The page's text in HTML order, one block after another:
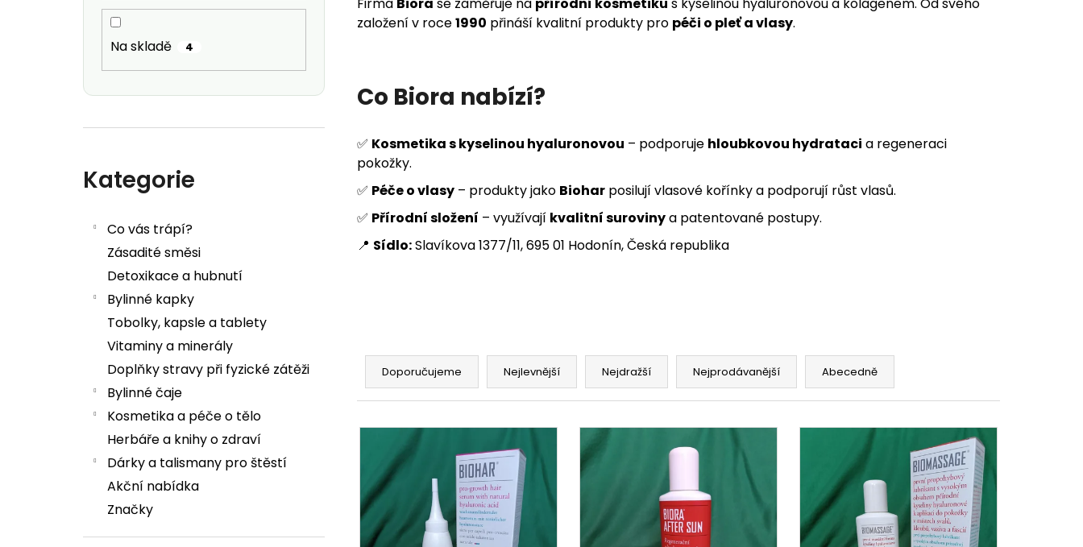
Na skladě 4
Kategorie
Co vás trápí?
Zásadité směsi
Detoxikace a hubnutí
Bylinné kapky
Tobolky, kapsle a tablety
Vitaminy a minerály
Doplňky stravy při fyzické zátěži
Bylinné čaje
Kosmetika a péče o tělo
Herbáře a knihy o zdraví
Dárky a talismany pro štěstí
Akční nabídka
Značky
založení v roce1990 přináší kvalitní produkty pro péči o pleť a vlasy.
Co Biora nabízí?
✅ Kosmetika s kyselinou hyaluronovou – podporuje hloubkovou hydrataci a regeneraci
pokožky.
✅ Péče o vlasy – produkty jako Biohar posilují vlasové kořínky a podporují růst vlasů.
✅ Přírodní složení – využívají kvalitní surovinya patentované postupy.
📍 Sídlo:Slavíkova 1377/11, 695 01 Hodonín, Česká republika
Řazení produktů
Doporučujeme Nejlevnější Nejdražší Nejprodávanější Abecedně
Výpis produktů